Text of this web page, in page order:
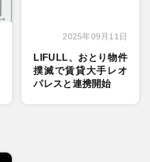
2025年09月11日
LIFULL、おとり物件
撲滅で賃貸大手レオ
パレスと連携開始